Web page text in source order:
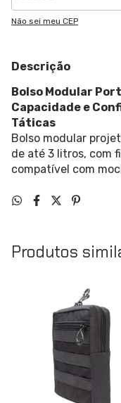
Não sei meu CEP
Descrição
Bolso Modular
Capacidade e
Táticas
Bolso modular
de até 3 litros, com
compatível com
Produtos